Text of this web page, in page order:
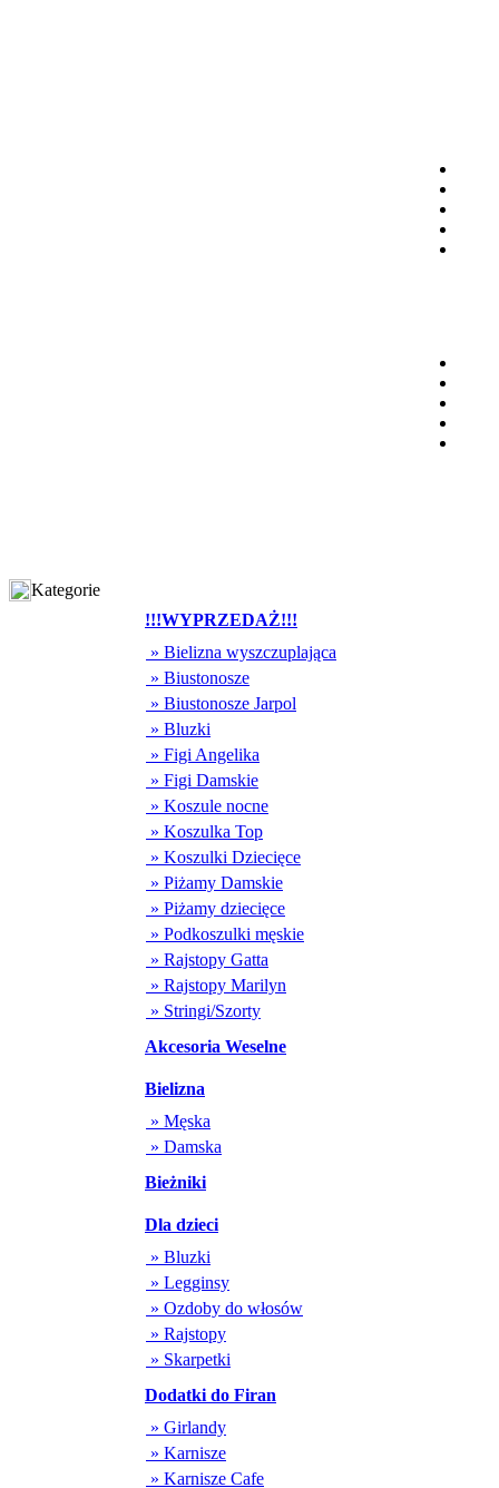
Kategorie
!!!WYPRZEDAŻ!!!
» Bielizna wyszczuplająca
» Biustonosze
» Biustonosze Jarpol
» Bluzki
» Figi Angelika
» Figi Damskie
» Koszule nocne
» Koszulka Top
» Koszulki Dziecięce
» Piżamy Damskie
» Piżamy dziecięce
» Podkoszulki męskie
» Rajstopy Gatta
» Rajstopy Marilyn
» Stringi/Szorty
Akcesoria Weselne
Bielizna
» Męska
» Damska
Bieżniki
Dla dzieci
» Bluzki
» Legginsy
» Ozdoby do włosów
» Rajstopy
» Skarpetki
Dodatki do Firan
» Girlandy
» Karnisze
» Karnisze Cafe